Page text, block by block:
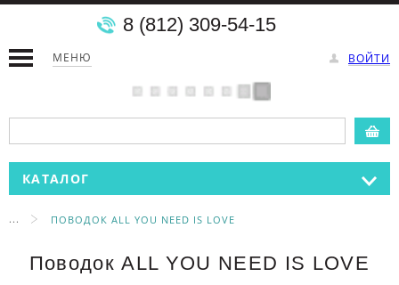
МЕНЮ ВОЙТИ
8 (812) 309-54-15
КАТАЛОГ
... ПОВОДОК ALL YOU NEED IS LOVE
Поводок ALL YOU NEED IS LOVE